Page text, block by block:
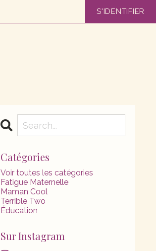
S'IDENTIFIER
Catégories
Voir toutes les catégories
Fatigue Maternelle
Maman Cool
Terrible Two
Éducation
Sur Instagram